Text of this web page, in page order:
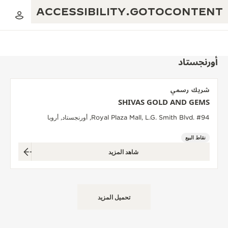
ACCESSIBILITY.GOTOCONTENT
العرض الموسيقي للنسبة الذهبية
مقهى REVERSO 1931
معرض THE PERPETUAL TIMEKEEPER
التميز: أكثر من 190 عامًا
الإتقان: 235 حِرَفة متخصصة
أورنجستاد
شريك رسمي
SHIVAS GOLD AND GEMS
Royal Plaza Mall, L.G. Smith Blvd. #94, أورنجستاد, أروبا
نقاط البيع
شاهد المزيد
تحميل المزيد